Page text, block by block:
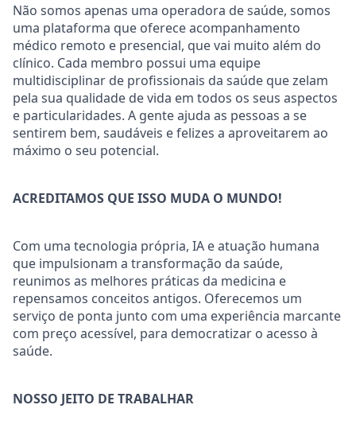
Não somos apenas uma operadora de saúde, somos
uma plataforma que oferece acompanhamento
médico remoto e presencial, que vai muito além do
clínico. Cada membro possui uma equipe
multidisciplinar de profissionais da saúde que zelam
pela sua qualidade de vida em todos os seus aspectos
e particularidades. A gente ajuda as pessoas a se
sentirem bem, saudáveis e felizes a aproveitarem ao
máximo o seu potencial.
ACREDITAMOS QUE ISSO MUDA O MUNDO!
Com uma tecnologia própria, IA e atuação humana
que impulsionam a transformação da saúde,
reunimos as melhores práticas da medicina e
repensamos conceitos antigos. Oferecemos um
serviço de ponta junto com uma experiência marcante
com preço acessível, para democratizar o acesso à
saúde.
NOSSO JEITO DE TRABALHAR